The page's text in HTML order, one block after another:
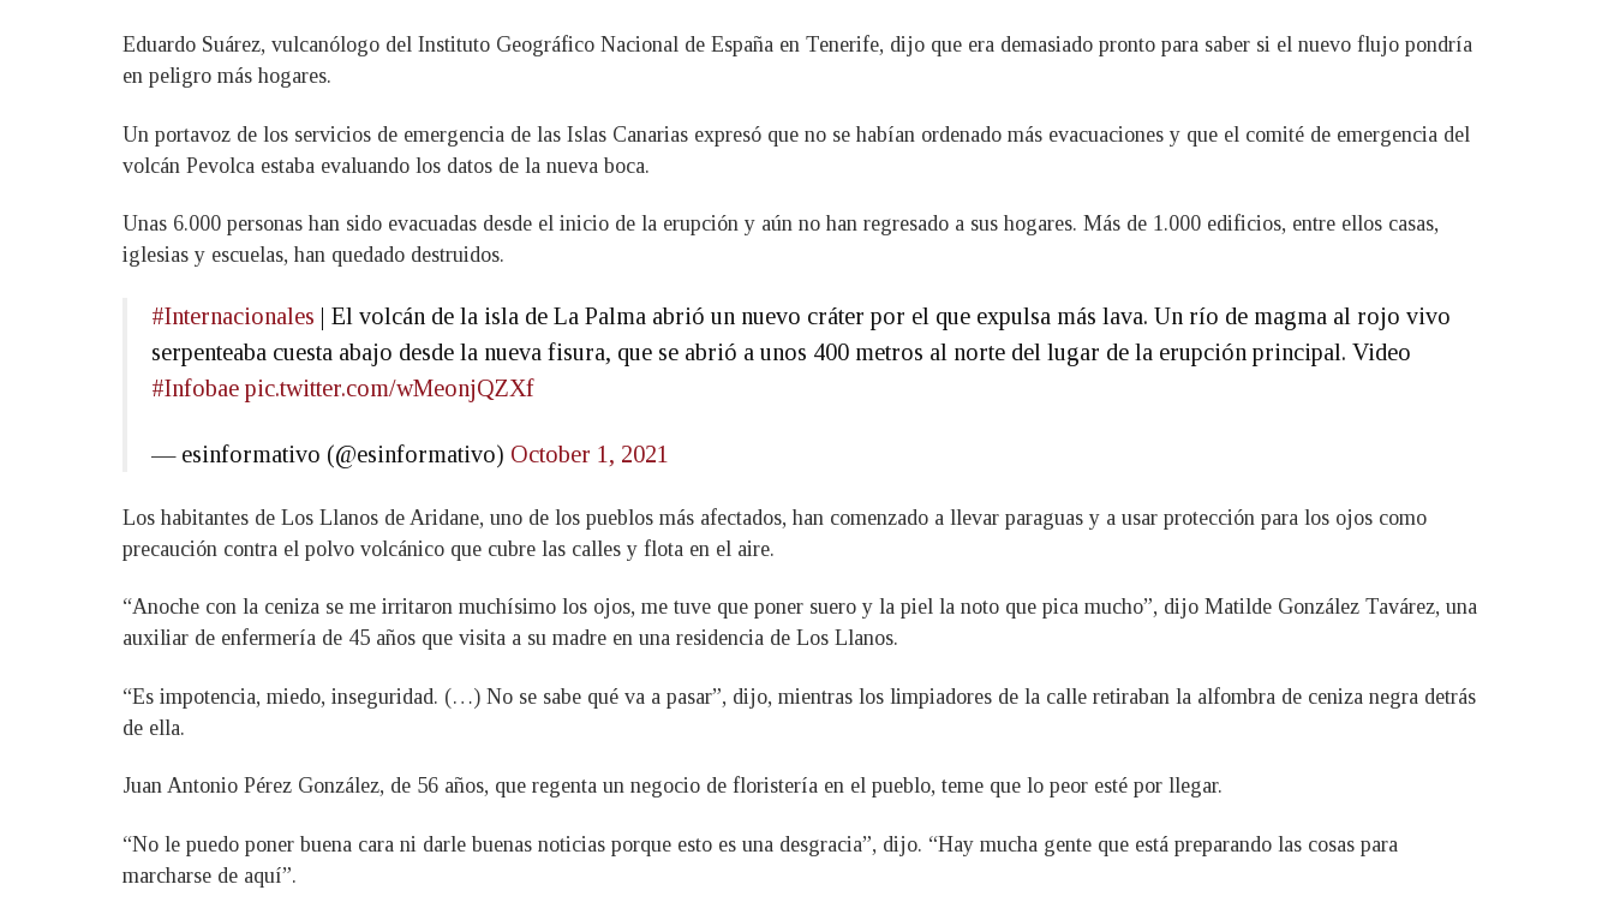
Eduardo Suárez, vulcanólogo del Instituto Geográfico Nacional de España en Tenerife, dijo que era demasiado pronto para saber si el nuevo flujo pondría
en peligro más hogares.
Un portavoz de los servicios de emergencia de las Islas Canarias expresó que no se habían ordenado más evacuaciones y que el comité de emergencia del
volcán Pevolca estaba evaluando los datos de la nueva boca.
Unas 6.000 personas han sido evacuadas desde el inicio de la erupción y aún no han regresado a sus hogares. Más de 1.000 edificios, entre ellos casas,
iglesias y escuelas, han quedado destruidos.
#Internacionales | El volcán de la isla de La Palma abrió un nuevo cráter por el que expulsa más lava. Un río de magma al rojo vivo
serpenteaba cuesta abajo desde la nueva fisura, que se abrió a unos 400 metros al norte del lugar de la erupción principal. Video
#Infobae pic.twitter.com/wMeonjQZXf
— esinformativo (@esinformativo) October 1, 2021
Los habitantes de Los Llanos de Aridane, uno de los pueblos más afectados, han comenzado a llevar paraguas y a usar protección para los ojos como
precaución contra el polvo volcánico que cubre las calles y flota en el aire.
“Anoche con la ceniza se me irritaron muchísimo los ojos, me tuve que poner suero y la piel la noto que pica mucho”, dijo Matilde González Tavárez, una
auxiliar de enfermería de 45 años que visita a su madre en una residencia de Los Llanos.
“Es impotencia, miedo, inseguridad. (…) No se sabe qué va a pasar”, dijo, mientras los limpiadores de la calle retiraban la alfombra de ceniza negra detrás
de ella.
Juan Antonio Pérez González, de 56 años, que regenta un negocio de floristería en el pueblo, teme que lo peor esté por llegar.
“No le puedo poner buena cara ni darle buenas noticias porque esto es una desgracia”, dijo. “Hay mucha gente que está preparando las cosas para
marcharse de aquí”.